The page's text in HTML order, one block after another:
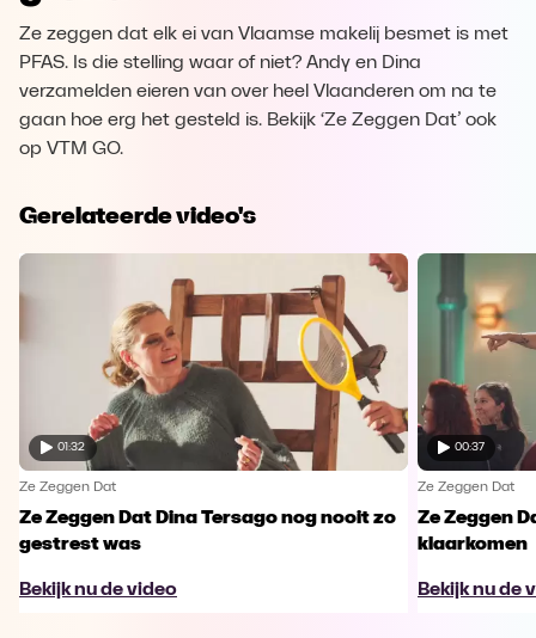
Ze zeggen dat elk ei van Vlaamse makelij besmet is met
PFAS. Is die stelling waar of niet? Andy en Dina
verzamelden eieren van over heel Vlaanderen om na te
gaan hoe erg het gesteld is. Bekijk ‘Ze Zeggen Dat’ ook
op VTM GO.
Gerelateerde video's
01:32
Ze Zeggen Dat
Ze Zeggen Dat Dina Tersago nog nooit zo
gestrest was
Bekijk nu de video
00:37
Ze Zeggen Dat
Ze Zeggen
klaarkomen
Bekijk nu de